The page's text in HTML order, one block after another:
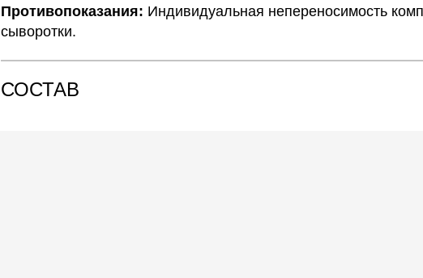
Противопоказания: Индивидуальная непереносимость
сыворотки.
СОСТАВ